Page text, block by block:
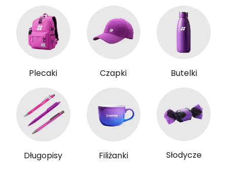
Plecaki Czapki Butelki
Długopisy Filiżanki Słodycze